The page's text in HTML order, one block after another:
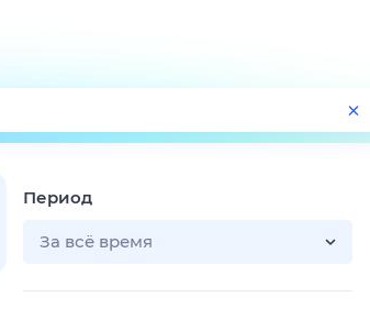
Поиск
ТВ-программа
Период
За всё время